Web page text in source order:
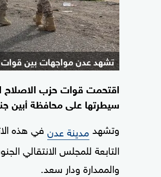
تشهد عدن مواجهات بين قوات
اقتحمت قوات حزب الاصلاح
سيطرتها على محافظة أبين
وتشهد مدينة عدن في هذه
التابعة للمجلس الانتقالي
والممدارة ودار سعد.